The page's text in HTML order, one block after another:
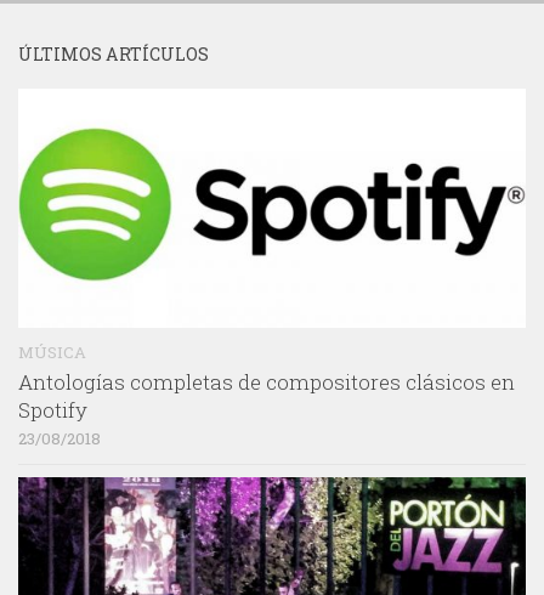
ÚLTIMOS ARTÍCULOS
MÚSICA
Antologías completas de compositores clásicos en
Spotify
23/08/2018